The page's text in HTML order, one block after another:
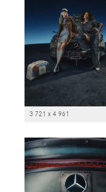
3 721 x 4 961